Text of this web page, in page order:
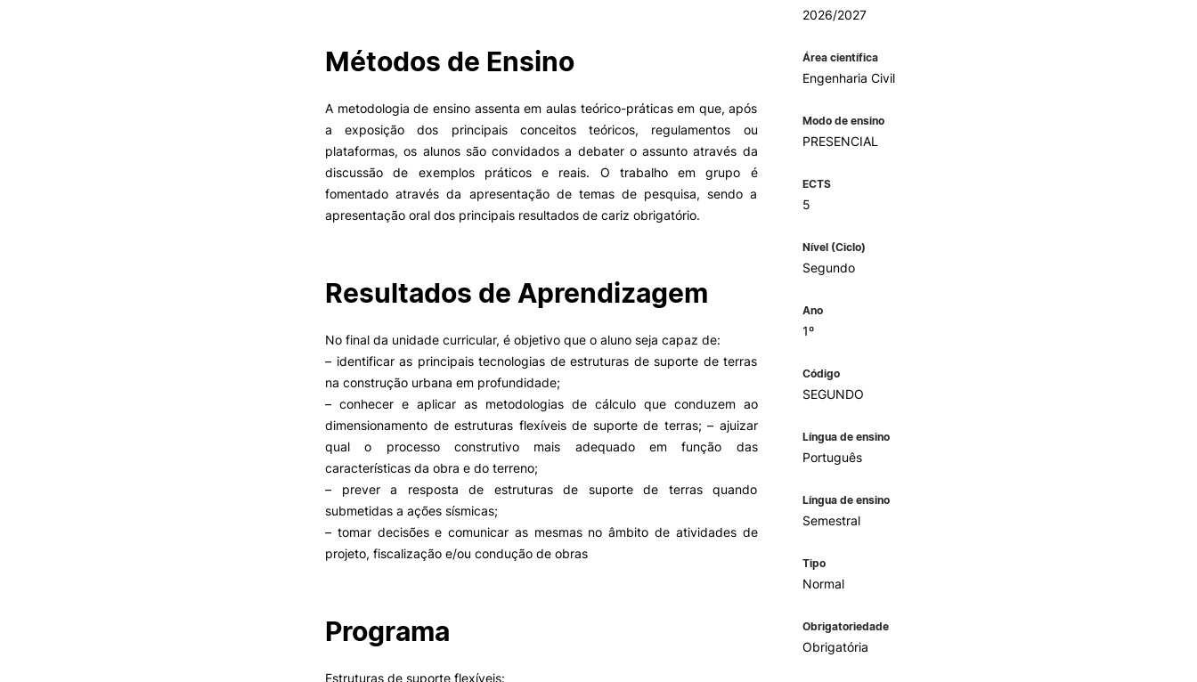
Razões para escolher o IPC
Oliveira do Hospital
Vida Académica
II&D E EMPRESAS
Empresas
INOPOL Academia de
Empreendedorismo
i2A - Instituto de Investigação
Aplicada
Produção Científica
Coimbra iTEC
Apresentação SAS UPCoimbra
Gabinete de Apoio ao Estudante
– GAE
Apoios Sociais Diretos
Alojamento
Alimentação
Missão e objetivos
Podcast “Quintas Académicas
com Alumni”
PROJETOS PRR
Impulso Jovens STEAM e
Impulso Adultos
Acessibilidades
Alojamento
Eficiência Energética
Farm4Future
IPC+Sucesso
inov3p – Centro de Inovação
Pedagógica
MAGAZINE
Oferta Formativa
Métodos de Ensino
A metodologia de ensino assenta em aulas teórico-práticas em que, após
a exposição dos principais conceitos teóricos, regulamentos ou
plataformas, os alunos são convidados a debater o assunto através da
discussão de exemplos práticos e reais. O trabalho em grupo é
fomentado através da apresentação de temas de pesquisa, sendo a
apresentação oral dos principais resultados de cariz obrigatório.
Resultados de Aprendizagem
No final da unidade curricular, é objetivo que o aluno seja capaz de:
– identificar as principais tecnologias de estruturas de suporte de terras
na construção urbana em profundidade;
– conhecer e aplicar as metodologias de cálculo que conduzem ao
dimensionamento de estruturas flexíveis de suporte de terras; – ajuizar
qual o processo construtivo mais adequado em função das
características da obra e do terreno;
– prever a resposta de estruturas de suporte de terras quando
submetidas a ações sísmicas;
– tomar decisões e comunicar as mesmas no âmbito de atividades de
projeto, fiscalização e/ou condução de obras
Programa
Estruturas de suporte flexíveis:
2026/2027
Área científica
Engenharia Civil
Modo de ensino
PRESENCIAL
ECTS
5
Nível (Ciclo)
Segundo
Ano
1º
Código
SEGUNDO
Língua de ensino
Português
Língua de ensino
Semestral
Tipo
Normal
Obrigatoriedade
Obrigatória